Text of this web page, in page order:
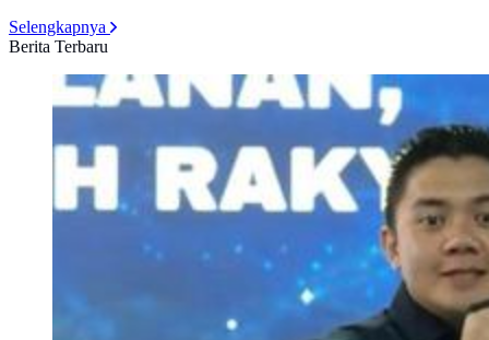
Selengkapnya
Berita Terbaru